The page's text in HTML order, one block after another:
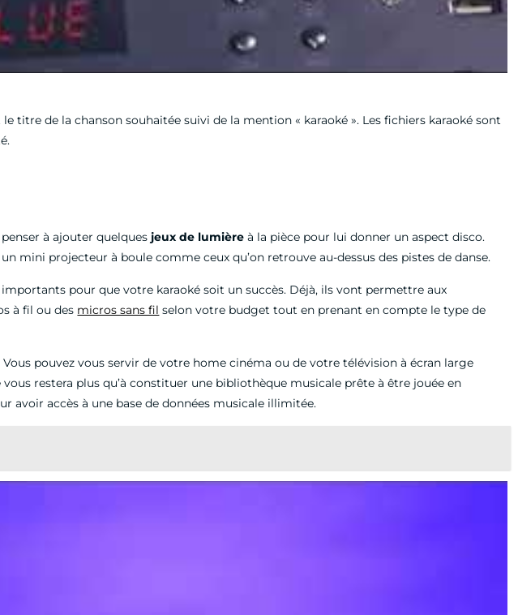
de la chanson souhaitée suivi de la mention « karaoké ». Les fichiers karaoké sont
à ajouter quelques jeux de lumière à la pièce pour lui donner un aspect disco.
projecteur à boule comme ceux qu’on retrouve au-dessus des pistes de danse.
importants pour que votre karaoké soit un succès. Déjà, ils vont permettre aux
à fil ou des micros sans fil selon votre budget tout en prenant en compte le type de
pouvez vous servir de votre home cinéma ou de votre télévision à écran large
restera plus qu’à constituer une bibliothèque musicale prête à être jouée en
avoir accès à une base de données musicale illimitée.